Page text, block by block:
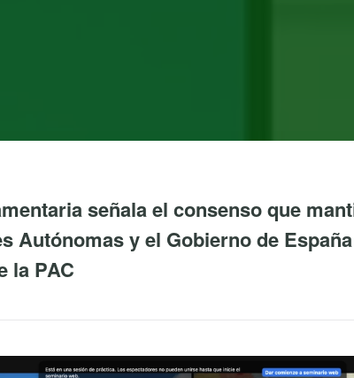
señala el consenso que
Autónomas y el Gobierno de
la PAC